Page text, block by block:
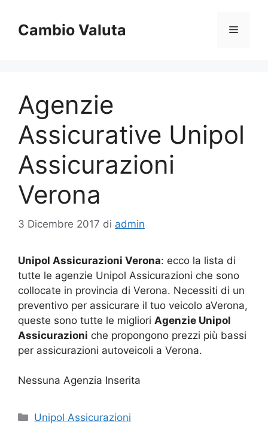
contenuto
Cambio Valuta Menu
Agenzie
Assicurative Unipol
Assicurazioni
Verona
3 Dicembre 2017 di admin
Unipol Assicurazioni Verona: ecco la lista di
tutte le agenzie Unipol Assicurazioni che sono
collocate in provincia di Verona. Necessiti di un
preventivo per assicurare il tuo veicolo aVerona,
queste sono tutte le migliori Agenzie Unipol
Assicurazioni che propongono prezzi più bassi
per assicurazioni autoveicoli a Verona.
Nessuna Agenzia Inserita
Categorie
Unipol Assicurazioni